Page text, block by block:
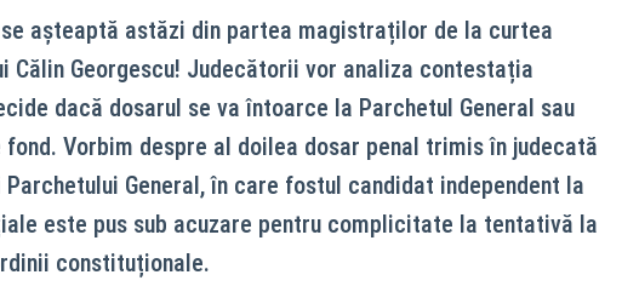
așteaptă astăzi din partea magistraților de la curtea
Călin Georgescu! Judecătorii vor analiza contestația
dacă dosarul se va întoarce la Parchetul General sau
Vorbim despre al doilea dosar penal trimis în judecată
General, în care fostul candidat independent la
este pus sub acuzare pentru complicitate la tentativă la
constituționale.